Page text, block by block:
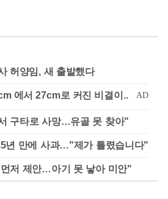
허양임, 새 출발했다
구타로 사망…유골 못 찾아"
년 만에 사과…"제가 틀렸습니다"
저 제안…아기 못 낳아 미안"